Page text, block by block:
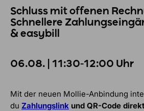
Schluss mit offenen
Schnellere
& easybill
06.08. | 11:30-12:00 Uhr
Mit der neuen Mollie-Anbindung
du Zahlungslink und QR-Code